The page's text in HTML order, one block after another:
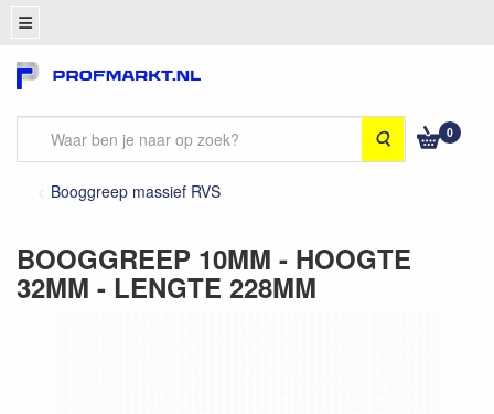
Zoeken 0
Booggreep massief RVS
BOOGGREEP 10MM - HOOGTE
32MM - LENGTE 228MM